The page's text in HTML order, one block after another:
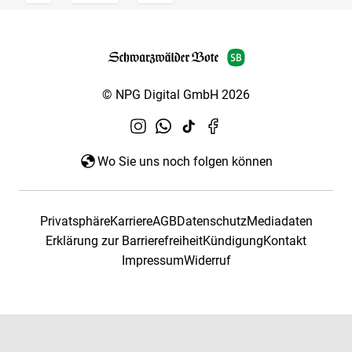
© NPG Digital GmbH 2026
Wo Sie uns noch folgen können
PrivatsphäreKarriereAGBDatenschutzMediadaten
Erklärung zur BarrierefreiheitKündigungKontakt
ImpressumWiderruf